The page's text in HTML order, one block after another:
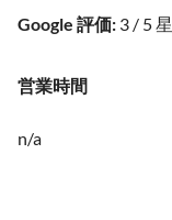
Google 評価: 3 / 5 星
営業時間
n/a